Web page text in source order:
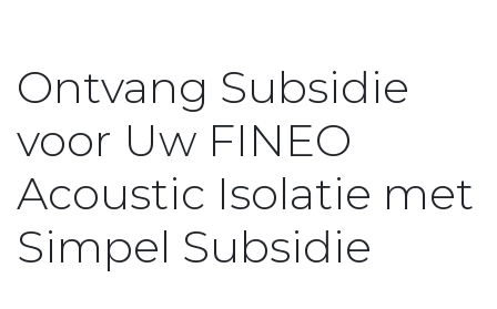
Ontvang Subsidie
voor Uw FINEO
Acoustic Isolatie met
Simpel Subsidie